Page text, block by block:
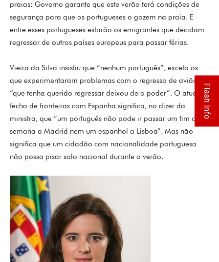
praias: Governo garante que este verão terá condições de
segurança para que os portugueses o gozem na praia. E
entre esses portugueses estarão os emigrantes que decidam
regressar de outros países europeus para passar férias.
Vieira da Silva insistiu que “nenhum português”, exceto os
que experimentaram problemas com o regresso de avião,
“que tenha querido regressar deixou de o poder”. O atual
fecho de fronteiras com Espanha significa, no dizer da
ministra, que “um português não pode ir passar um fim de
semana a Madrid nem um espanhol a Lisboa”. Mas não
significa que um cidadão com nacionalidade portuguesa
não possa pisar solo nacional durante o verão.
Flash Info